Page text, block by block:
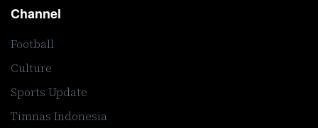
Channel
Football
Culture
Sports Update
Timnas Indonesia